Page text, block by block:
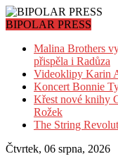
Skip
to
BIPOLAR PRESS
Malina Brothers
přispěla i Radůza
Videoklipy Karin
Koncert Bonnie
Křest nové knihy
Rožek
The String
Čtvrtek, 06 srpna, 2026